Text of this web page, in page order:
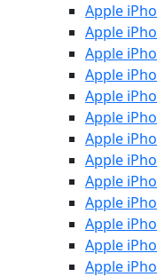
Apple
Apple
Apple
Apple
Apple
Apple
Apple
Apple
Apple
Apple
Apple
Apple
Apple